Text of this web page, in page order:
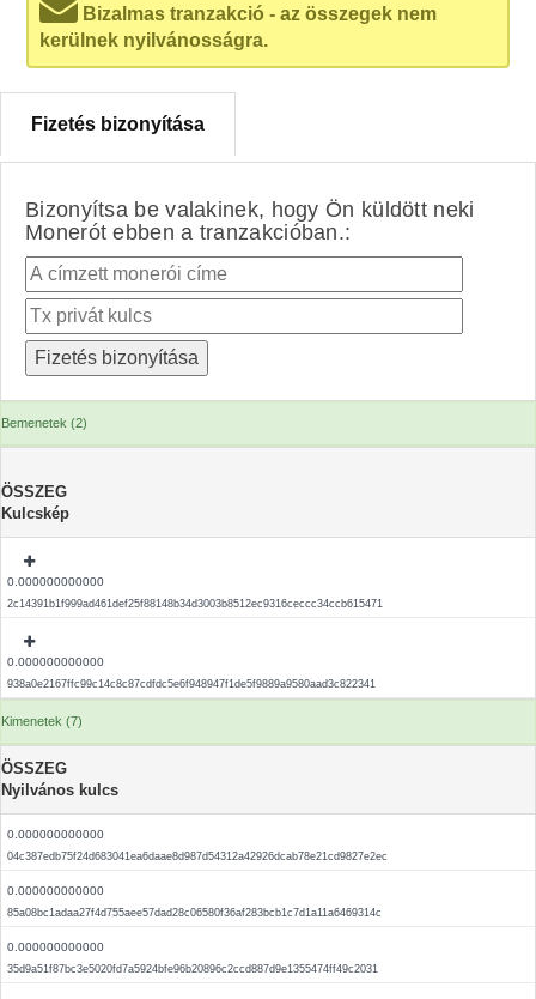
Bizalmas tranzakció - az összegek nem
kerülnek nyilvánosságra.
Fizetés bizonyítása
Bizonyítsa be valakinek, hogy Ön küldött neki
Monerót ebben a tranzakcióban.:
Bemenetek (2)
ÖSSZEG
Kulcskép
0.000000000000
2c14391b1f999ad461def25f88148b34d3003b8512ec9316ceccc34ccb615471
0.000000000000
938a0e2167ffc99c14c8c87cdfdc5e6f948947f1de5f9889a9580aad3c822341
Kimenetek (7)
ÖSSZEG
Nyilvános kulcs
0.000000000000
04c387edb75f24d683041ea6daae8d987d54312a42926dcab78e21cd9827e2ec
0.000000000000
85a08bc1adaa27f4d755aee57dad28c06580f36af283bcb1c7d1a11a6469314c
0.000000000000
35d9a51f87bc3e5020fd7a5924bfe96b20896c2ccd887d9e1355474ff49c2031